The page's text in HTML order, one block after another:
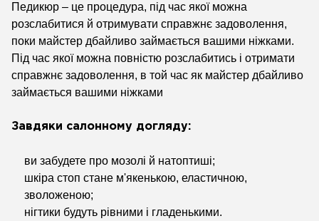
Педикюр – це процедура, під час якої можна
розслабитися й отримувати справжнє задоволення,
поки майстер дбайливо займається вашими ніжками.
Під час якої можна повністю розслабитись і отримати
справжнє задоволення, в той час як майстер дбайливо
займається вашими ніжками
Завдяки салонному догляду:
ви забудете про мозолі й натоптиші;
шкіра стоп стане м'якенькою, еластичною,
зволоженою;
нігтики будуть рівними і гладенькими.